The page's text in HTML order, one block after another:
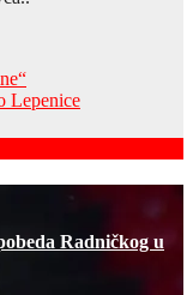
Lepenice
Radničkog u